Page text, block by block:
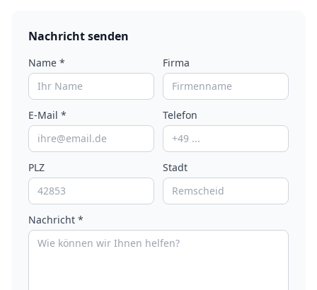
Nachricht senden
Name * Firma
E-Mail * Telefon
PLZ Stadt
Nachricht *